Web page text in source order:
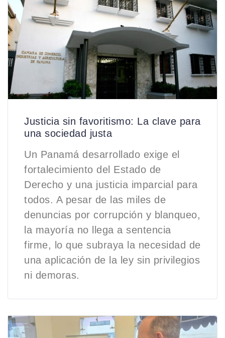
Justicia sin favoritismo: La clave para
una sociedad justa
Un Panamá desarrollado exige el
fortalecimiento del Estado de
Derecho y una justicia imparcial para
todos. A pesar de las miles de
denuncias por corrupción y blanqueo,
la mayoría no llega a sentencia
firme, lo que subraya la necesidad de
una aplicación de la ley sin privilegios
ni demoras.